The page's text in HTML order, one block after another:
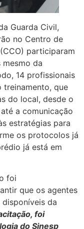
Guarda Civil,
no Centro de
participaram
da
14 profissionais
treinamento, que
do local, desde o
a comunicação
estratégias para
os protocolos já
já está em
foi
que os agentes
da
foi
do Sinesp